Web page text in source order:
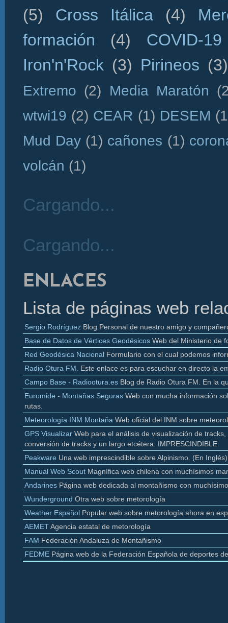
(5)
Cross Itálica (4)
formación
(4)
COVID-19
Iron'n'Rock (3) Pirineos (3)
Extremo (2) Media Maratón
wtwi19 (2) CEAR (1) DESEM
Mud Day (1) cañones (1)
volcán (1)
Cargando...
Cargando...
ENLACES
Lista de páginas web
Sergio Rodríguez Blog Personal de nuestro amigo y
Base de Datos de Vértices Geodésicos Web del Ministerio de
Red Geodésica Nacional Formulario con el cual podemos
Radio Otura FM.
Este enlace es para escuchar en directo la
Campo Base - Radiootura.es Blog de Radio Otura FM. En la
Euromide - Montañas Seguras Web con mucha información
rutas.
Meteorología INM Montaña Web oficial del INM sobre
GPS Visualizar Web para el análisis de visualización de tracks
conversión de tracks y un largo etcétera. IMPRESCINDIBLE.
Peakware Una web imprescindible sobre Alpinismo. (En Inglés)
Manual Web Scout Magnífica web chilena con muchísimos
Andarines Página web dedicada al montañismo con
Wunderground Otra web sobre metorología
Weather Español Popular web sobre metorología ahora en
AEMETAgencia estatal de metorología
FAM Federación Andaluza de Montañismo
FEDME Página web de la Federación Española de deportes